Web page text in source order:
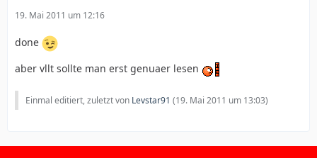
19. Mai 2011 um 12:16
done
aber vllt sollte man erst genuaer lesen
Einmal editiert, zuletzt von Levstar91 (19. Mai 2011 um 13:03)